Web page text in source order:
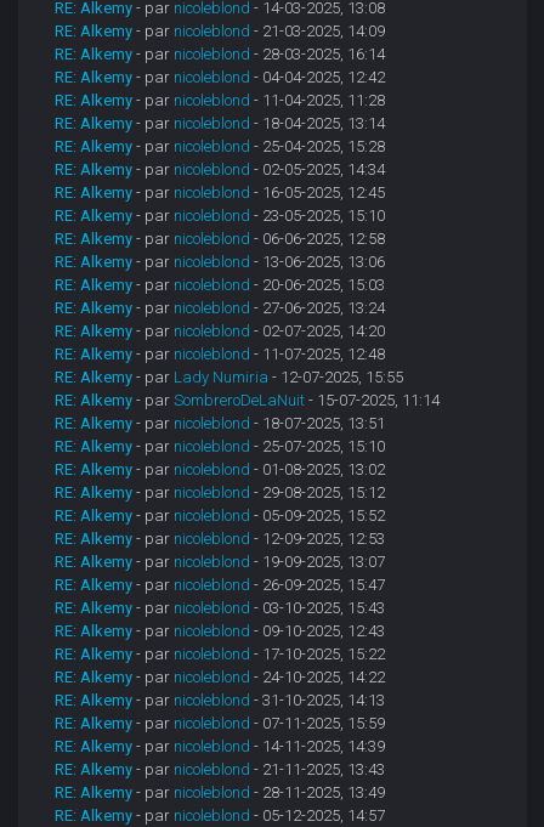
RE: Alkemy - par nicoleblond - 14-03-2025, 13:08
RE: Alkemy - par nicoleblond - 21-03-2025, 14:09
RE: Alkemy - par nicoleblond - 28-03-2025, 16:14
RE: Alkemy - par nicoleblond - 04-04-2025, 12:42
RE: Alkemy - par nicoleblond - 11-04-2025, 11:28
RE: Alkemy - par nicoleblond - 18-04-2025, 13:14
RE: Alkemy - par nicoleblond - 25-04-2025, 15:28
RE: Alkemy - par nicoleblond - 02-05-2025, 14:34
RE: Alkemy - par nicoleblond - 16-05-2025, 12:45
RE: Alkemy - par nicoleblond - 23-05-2025, 15:10
RE: Alkemy - par nicoleblond - 06-06-2025, 12:58
RE: Alkemy - par nicoleblond - 13-06-2025, 13:06
RE: Alkemy - par nicoleblond - 20-06-2025, 15:03
RE: Alkemy - par nicoleblond - 27-06-2025, 13:24
RE: Alkemy - par nicoleblond - 02-07-2025, 14:20
RE: Alkemy - par nicoleblond - 11-07-2025, 12:48
RE: Alkemy - par Lady Numiria - 12-07-2025, 15:55
RE: Alkemy - parSombreroDeLaNuit - 15-07-2025, 11:14
RE: Alkemy - par nicoleblond - 18-07-2025, 13:51
RE: Alkemy - par nicoleblond - 25-07-2025, 15:10
RE: Alkemy - par nicoleblond - 01-08-2025, 13:02
RE: Alkemy - par nicoleblond - 29-08-2025, 15:12
RE: Alkemy - par nicoleblond - 05-09-2025, 15:52
RE: Alkemy - par nicoleblond - 12-09-2025, 12:53
RE: Alkemy - par nicoleblond - 19-09-2025, 13:07
RE: Alkemy - par nicoleblond - 26-09-2025, 15:47
RE: Alkemy - par nicoleblond - 03-10-2025, 15:43
RE: Alkemy - par nicoleblond - 09-10-2025, 12:43
RE: Alkemy - par nicoleblond - 17-10-2025, 15:22
RE: Alkemy - par nicoleblond - 24-10-2025, 14:22
RE: Alkemy - par nicoleblond - 31-10-2025, 14:13
RE: Alkemy - par nicoleblond - 07-11-2025, 15:59
RE: Alkemy - par nicoleblond - 14-11-2025, 14:39
RE: Alkemy - par nicoleblond - 21-11-2025, 13:43
RE: Alkemy - par nicoleblond - 28-11-2025, 13:49
RE: Alkemy - par nicoleblond - 05-12-2025, 14:57